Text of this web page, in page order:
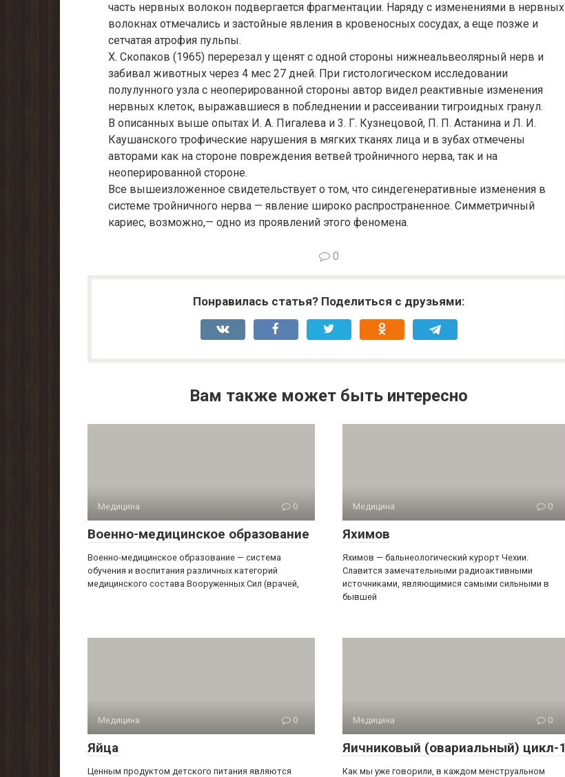
часть нервных волокон подвергается фрагментации. Наряду с изменениями в нервных
волокнах отмечались и застойные явления в кровеносных сосудах, а еще позже и
сетчатая атрофия пульпы.
X. Скопаков (1965) перерезал у щенят с одной стороны нижнеальвеолярный нерв и
забивал животных через 4 мес 27 дней. При гистологическом исследовании
полулунного узла с неоперированной стороны автор видел реактивные изменения
нервных клеток, выражавшиеся в побледнении и рассеивании тигроидных гранул.
В описанных выше опытах И. А. Пигалева и 3. Г. Кузнецовой, П. П. Астанина и Л. И.
Каушанского трофические нарушения в мягких тканях лица и в зубах отмечены
авторами как на стороне повреждения ветвей тройничного нерва, так и на
неоперированной стороне.
Все вышеизложенное свидетельствует о том, что синдегенеративные изменения в
системе тройничного нерва — явление широко распространенное. Симметричный
кариес, возможно,— одно из проявлений этого феномена.
0
Понравилась статья? Поделиться с друзьями:
Вам также может быть интересно
Медицина 0
Военно-медицинское образование
Военно-медицинское образование — система
обучения и воспитания различных категорий
медицинского состава Вооруженных Сил (врачей,
Медицина 0
Яхимов
Яхимов — бальнеологический курорт Чехии.
Славится замечательными радиоактивными
источниками, являющимися самыми сильными в
бывшей
Медицина 0
Яйца
Ценным продуктом детского питания являются
Медицина 0
Яичниковый (овариальный) цикл-1
Как мы уже говорили, в каждом менструальном